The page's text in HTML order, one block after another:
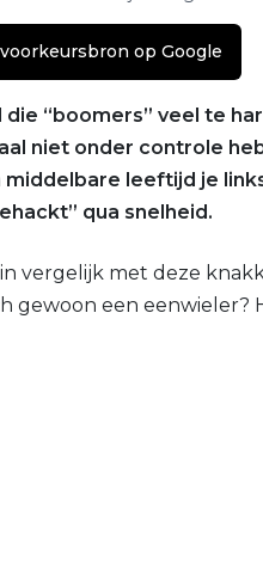
op Google
die “boomers” veel te
niet onder controle
middelbare leeftijd je
qua snelheid.
vergelijk met deze
gewoon een eenwieler?